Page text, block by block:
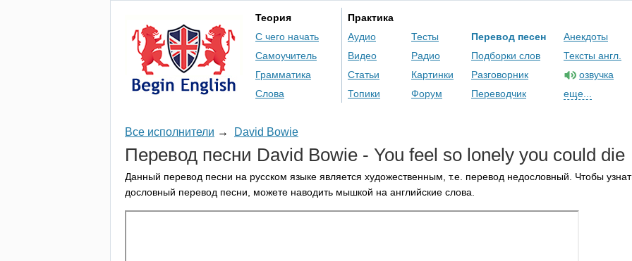
Теория
С чего начать
Самоучитель
Грамматика
Слова
Практика
Аудио
Видео
Статьи
Топики
Тесты
Радио
Картинки
Форум
Перевод песен
Подборки слов
Разговорник
Переводчик
Анекдоты
Тексты англ.
озвучка
еще...
Все исполнители → David Bowie
Перевод песни David Bowie - You feel so lonely you could die
Данный перевод песни на русском языке является художественным, т.е. перевод недословный. Чтобы
дословный перевод песни, можете наводить мышкой на английские слова.